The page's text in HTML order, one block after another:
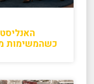
כשהמשימות